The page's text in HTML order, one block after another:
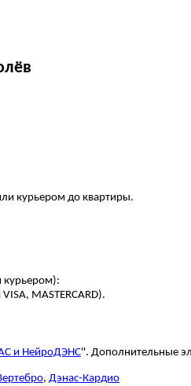
курьером до квартиры.
курьером):
MASTERCARD).
и НейроДЭНС". Дополнительные
, Дэнас-Кардио